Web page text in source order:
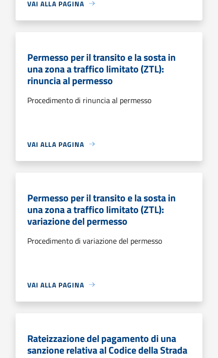
VAI ALLA PAGINA
Permesso per il transito e la sosta in
una zona a traffico limitato (ZTL):
rinuncia al permesso
Procedimento di rinuncia al permesso
VAI ALLA PAGINA
Permesso per il transito e la sosta in
una zona a traffico limitato (ZTL):
variazione del permesso
Procedimento di variazione del permesso
VAI ALLA PAGINA
Rateizzazione del pagamento di una
sanzione relativa al Codice della Strada